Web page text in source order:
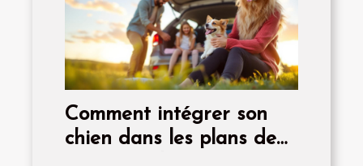
Comment intégrer son
chien dans les plans de